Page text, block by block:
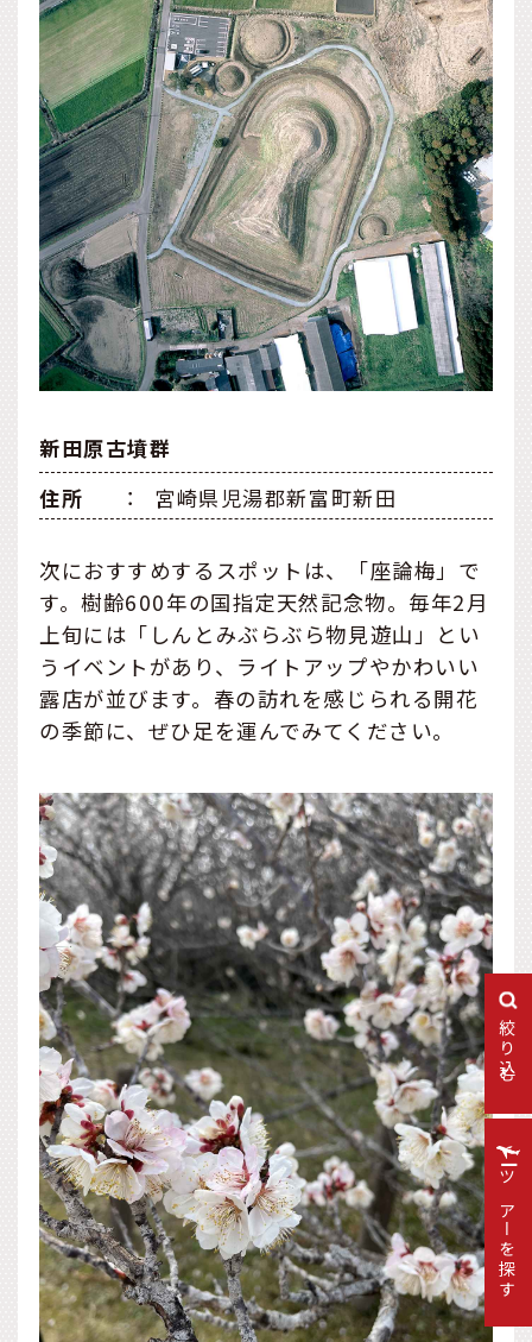
絞り込む
新田原古墳群
住所
： 宮崎県児湯郡新富町新田
次におすすめするスポットは、「座論梅」で
す。樹齢600年の国指定天然記念物。毎年2月
上旬には「しんとみぶらぶら物見遊山」とい
うイベントがあり、ライトアップやかわいい
露店が並びます。春の訪れを感じられる開花
の季節に、ぜひ足を運んでみてください。
ツアーを探す